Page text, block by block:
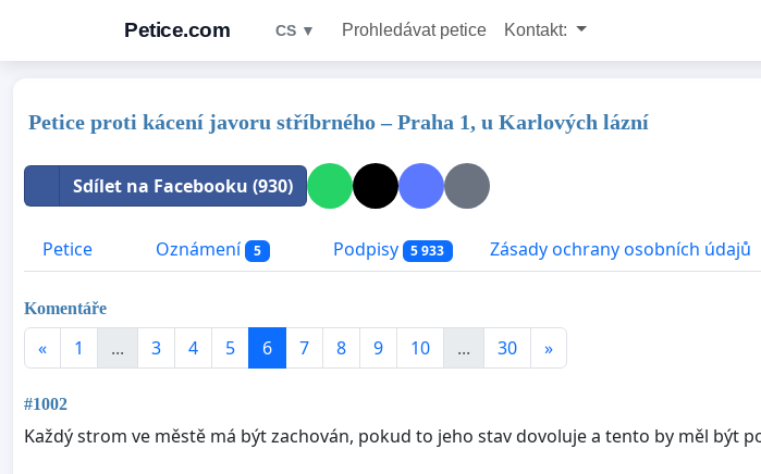
Petice.com CS ▼ Prohledávat petice Kontakt:
Petice proti kácení javoru stříbrného ‒ Praha 1, u Karlových lázní
Sdílet na Facebooku (930)
Petice Oznámení 5 Podpisy 5 933 Zásady ochrany osobních údajů
Komentáře
« 1 ... 3 4 5 6 7 8 9 10 ... 30 »
#1002
Každý strom ve městě má být zachován, pokud to jeho stav dovoluje a tento by měl být